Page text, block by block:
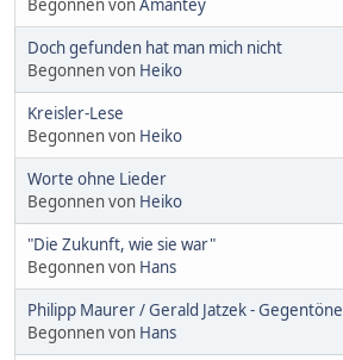
Doch gefunden hat man mich nicht
Begonnen von Heiko
Kreisler-Lese
Begonnen von Heiko
Worte ohne Lieder
Begonnen von Heiko
"Die Zukunft, wie sie war"
Begonnen von Hans
Philipp Maurer / Gerald Jatzek - Gegentöne
Begonnen von Hans